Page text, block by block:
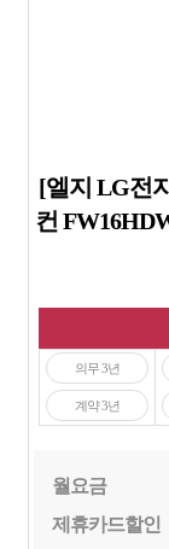
[엘지 LG전
컨
의무 3년
계약 3년
월요금
제휴카드할인